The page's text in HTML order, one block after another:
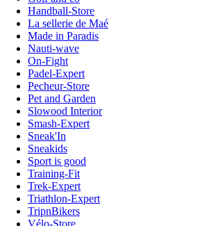
Handball-Store
La sellerie de Maé
Made in Paradis
Nauti-wave
On-Fight
Padel-Expert
Pecheur-Store
Pet and Garden
Slowood Interior
Smash-Expert
Sneak'In
Sneakids
Sport is good
Training-Fit
Trek-Expert
Triathlon-Expert
TripnBikers
Vélo-Store